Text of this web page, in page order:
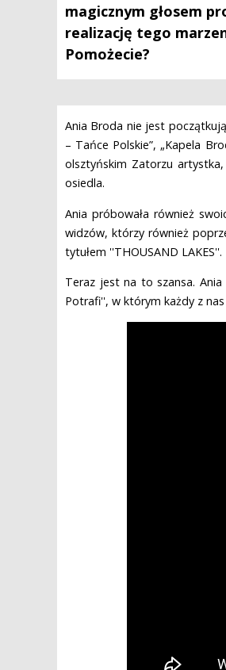
magicznym głosem
realizację tego
Pomożecie?
Ania Broda nie jest
– Tańce Polskie”, „Kapela
olsztyńskim Zatorzu
osiedla.
Ania próbowała również
widzów, którzy również
tytułem ''THOUSAND LAKES''.
Teraz jest na to szansa.
Potrafi'', w którym każdy z